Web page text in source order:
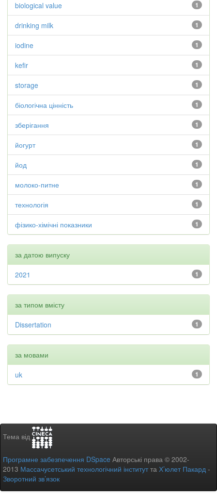
1
biological value
1
drinking milk
1
iodine
1
kefir
1
storage
1
біологічна цінність
1
зберігання
1
йогурт
1
йод
1
молоко-питне
1
технологія
1
фізико-хімічні показники
за датою випуску
1
2021
за типом вмісту
1
Dissertation
за мовами
1
uk
Тема від
Програмне забезпечення DSpace Авторські права © 2002-
2013 Массачусетський технологічний інститутта Х’юлет Пакард -
Зворотний зв’язок